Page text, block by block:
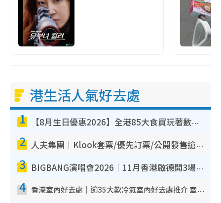
港生活人氣好去處
1 【8月生日優惠2026】全港85大食買玩著數攻略 自助餐/火鍋放題同行免費＋誠品/DONKI送現金券
2 人夫集團｜Klook套票/優先訂票/公開發售搶飛攻略！附票價.購票連結.場地座位表
3 BIGBANG演唱會2026｜11月香港啟德開3場！實名制VIP申請、優先購票攻略
4 香港室內好去處｜逾35大歎冷氣室內好去處推介 室內活動免費避雨無懼落雨